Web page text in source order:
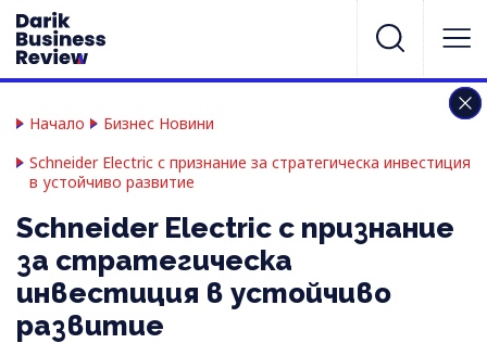
Начало
Бизнес Новини
Schneider Electric с признание за стратегическа инвестиция
в устойчиво развитие
Schneider Electric с признание
за стратегическа
инвестиция в устойчиво
развитие